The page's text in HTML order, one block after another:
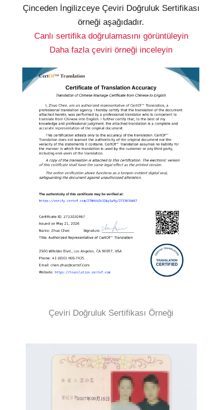
Çinceden İngilizceye Çeviri Doğruluk Sertifikası
örneği aşağıdadır.
Canlı sertifika doğrulamasını görüntüleyin
Daha fazla çeviri örneği inceleyin
Çeviri Doğruluk Sertifikası Örneği